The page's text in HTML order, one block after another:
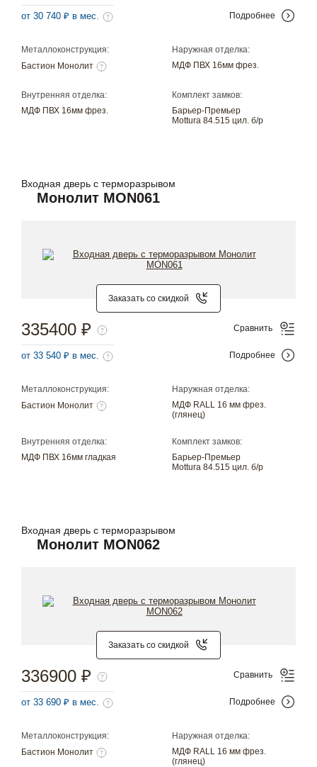
Металлоконструкция:
Бастион Монолит
Наружная отделка:
МДФ ПВХ 16мм фрез.
Внутренняя отделка:
МДФ ПВХ 16мм фрез.
Комплект замков:
Барьер-Премьер
Mottura 84.515 цил. б/р
от 30 740 ₽ в мес. Подробнее
Входная дверь с терморазрывом
Монолит MON061
Заказать со скидкой
Металлоконструкция:
Бастион Монолит
Наружная отделка:
МДФ RALL 16 мм фрез.
(глянец)
Внутренняя отделка:
МДФ ПВХ 16мм гладкая
Комплект замков:
Барьер-Премьер
Mottura 84.515 цил. б/р
335400 ₽
от 33 540 ₽ в мес.
Сравнить
Подробнее
Входная дверь с терморазрывом
Монолит MON062
Заказать со скидкой
Металлоконструкция:
Бастион Монолит
Наружная отделка:
МДФ RALL 16 мм фрез.
(глянец)
336900 ₽
от 33 690 ₽ в мес.
Сравнить
Подробнее